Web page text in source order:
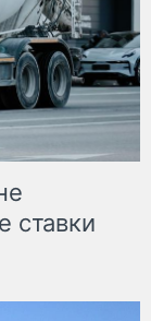
ставки